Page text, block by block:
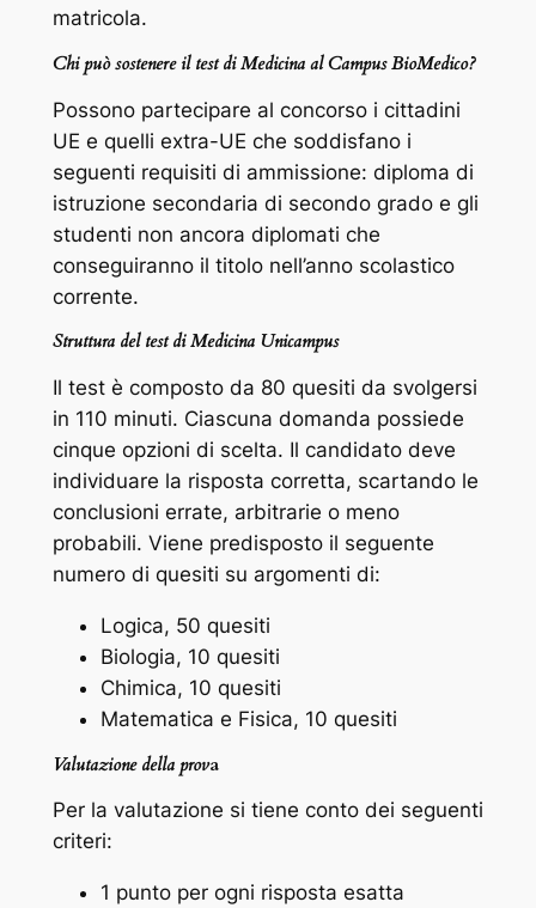
matricola.
Chi può sostenere il test di Medicina al Campus BioMedico?
Possono partecipare al concorso i cittadini
UE e quelli extra-UE che soddisfano i
seguenti requisiti di ammissione: diploma di
istruzione secondaria di secondo grado e gli
studenti non ancora diplomati che
conseguiranno il titolo nell’anno scolastico
corrente.
Struttura del test di Medicina Unicampus
Il test è composto da 80 quesiti da svolgersi
in 110 minuti. Ciascuna domanda possiede
cinque opzioni di scelta. Il candidato deve
individuare la risposta corretta, scartando le
conclusioni errate, arbitrarie o meno
probabili. Viene predisposto il seguente
numero di quesiti su argomenti di:
Logica, 50 quesiti
Biologia, 10 quesiti
Chimica, 10 quesiti
Matematica e Fisica, 10 quesiti
Valutazione della prova
Per la valutazione si tiene conto dei seguenti
criteri:
1 punto per ogni risposta esatta